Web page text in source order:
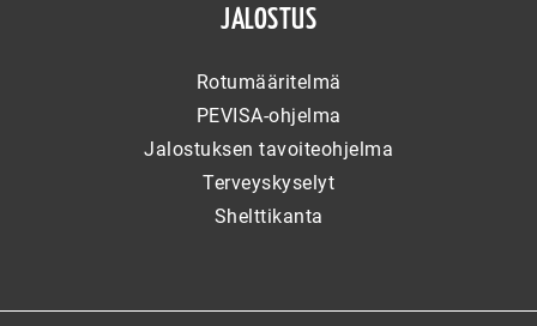
JALOSTUS
Rotumääritelmä
PEVISA-ohjelma
Jalostuksen tavoiteohjelma
Terveyskyselyt
Shelttikanta